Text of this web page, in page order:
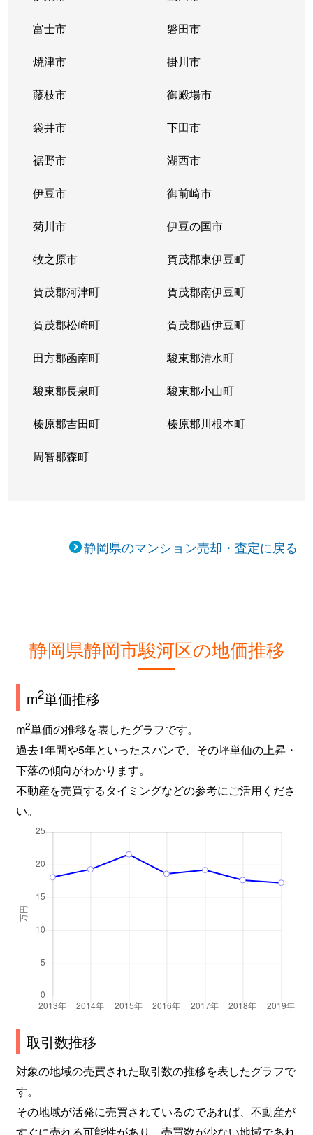
富士市 磐田市
焼津市 掛川市
藤枝市 御殿場市
袋井市 下田市
裾野市 湖西市
伊豆市 御前崎市
菊川市 伊豆の国市
牧之原市 賀茂郡東伊豆町
賀茂郡河津町 賀茂郡南伊豆町
賀茂郡松崎町 賀茂郡西伊豆町
田方郡函南町 駿東郡清水町
駿東郡長泉町 駿東郡小山町
榛原郡吉田町 榛原郡川根本町
周智郡森町
静岡県のマンション売却・査定に戻る
静岡県静岡市駿河区の地価推移
m2単価推移
m2単価の推移を表したグラフです。
過去1年間や5年といったスパンで、その坪単価の上昇・
下落の傾向がわかります。
不動産を売買するタイミングなどの参考にご活用くださ
い。
取引数推移
対象の地域の売買された取引数の推移を表したグラフで
す。
その地域が活発に売買されているのであれば、不動産が